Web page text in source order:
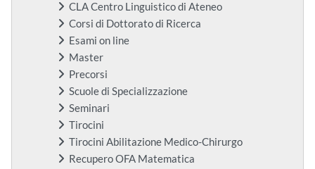
CLA Centro Linguistico di Ateneo
Corsi di Dottorato di Ricerca
Esami on line
Master
Precorsi
Scuole di Specializzazione
Seminari
Tirocini
Tirocini Abilitazione Medico-Chirurgo
Recupero OFA Matematica